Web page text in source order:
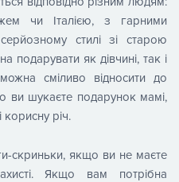
чи Італією, з гарними
стилі зі старою
подарувати як дівчині, так і
сміливо відносити до
ви шукаєте подарунок мамі,
корисну річ.
скриньки, якщо ви не маєте
Якщо вам потрібна